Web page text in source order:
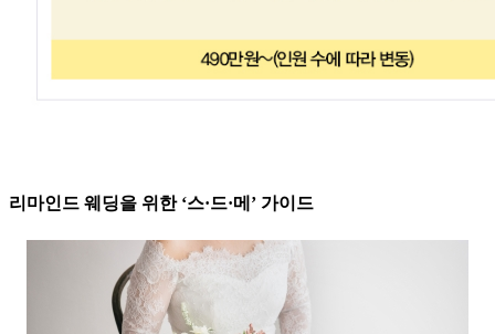
리마인드 웨딩을 위한 ‘스·드·메’ 가이드